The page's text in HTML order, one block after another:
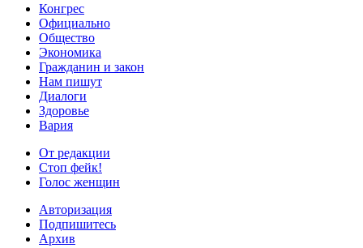
Конгрес
Официально
Общество
Экономика
Гражданин и закон
Нам пишут
Диалоги
Здоровье
Вария
От редакции
Стоп фейк!
Голос женщин
Авторизация
Подпишитесь
Архив